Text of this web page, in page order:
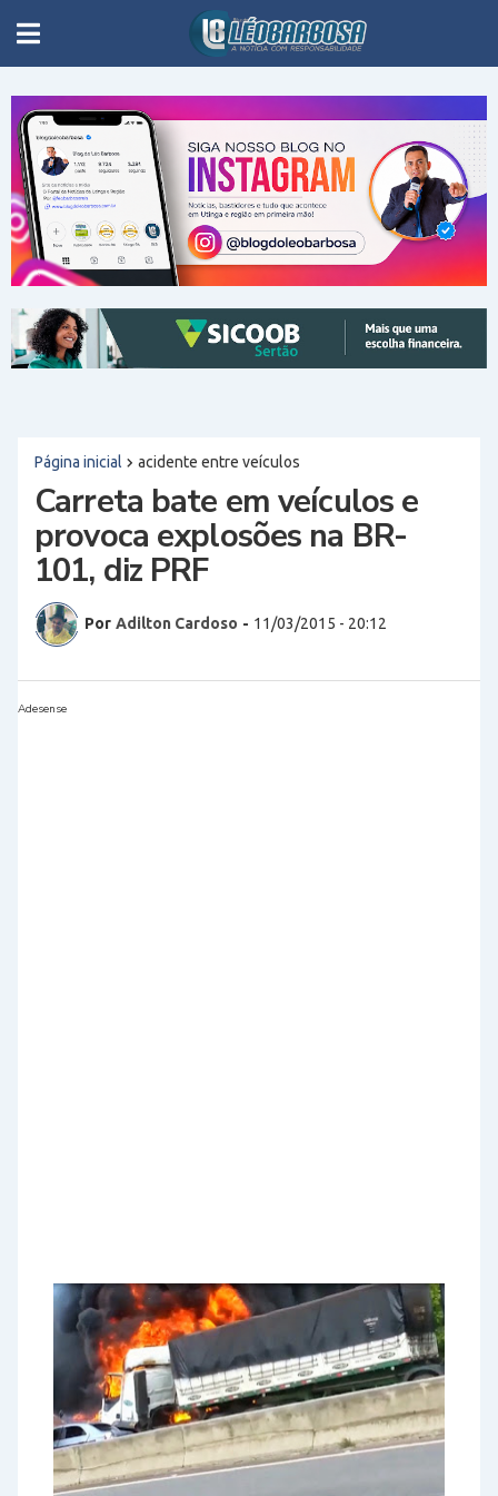
Página inicial acidente entre veículos
Carreta bate em veículos e
provoca explosões na BR-
101, diz PRF
Por Adilton Cardoso - 11/03/2015 - 20:12
Adesense